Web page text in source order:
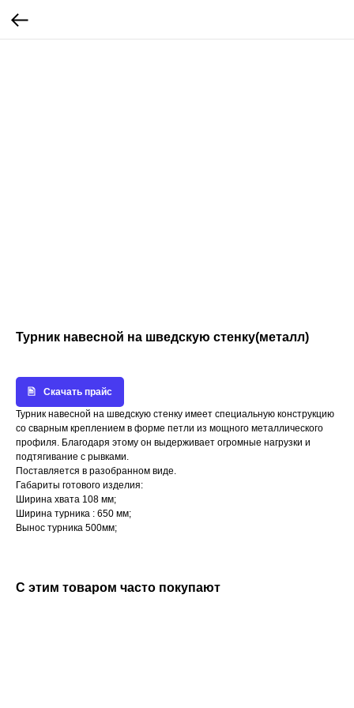
Турник навесной на шведскую стенку(металл)
Скачать прайс
Турник навесной на шведскую стенку имеет специальную конструкцию
со сварным креплением в форме петли из мощного металлического
профиля. Благодаря этому он выдерживает огромные нагрузки и
подтягивание с рывками.
Поставляется в разобранном виде.
Габариты готового изделия:
Ширина хвата 108 мм;
Ширина турника : 650 мм;
Вынос турника 500мм;
С этим товаром часто покупают